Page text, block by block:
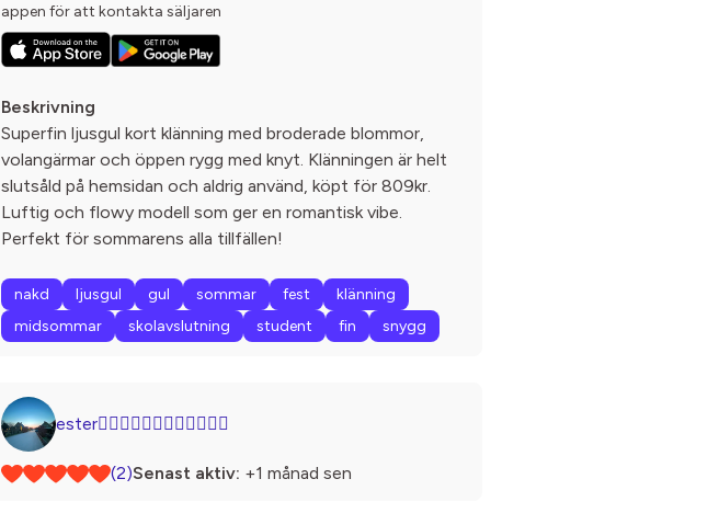
appen för att kontakta säljaren
Beskrivning
Superfin ljusgul kort klänning med broderade blommor,
volangärmar och öppen rygg med knyt. Klänningen är helt
slutsåld på hemsidan och aldrig använd, köpt för 809kr.
Luftig och flowy modell som ger en romantisk vibe.
Perfekt för sommarens alla tillfällen!
nakd ljusgul gul sommar fest
klänning
midsommar
skolavslutning student fin snygg
ester👩🏼‍❤️‍💋‍👩🏽👩🏼‍❤️‍💋‍👩🏽
(2)Senast aktiv: +1 månad sen